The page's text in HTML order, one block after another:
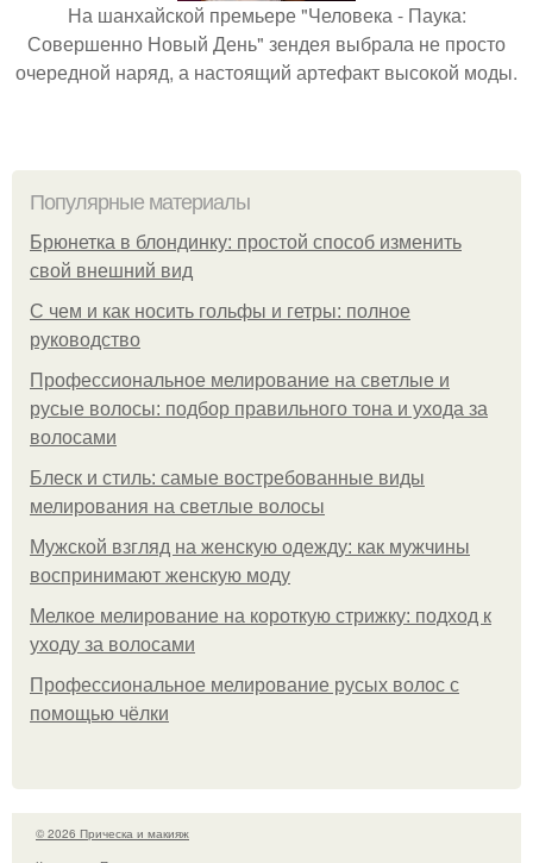
На шанхайской премьере "Человека - Паука:
Совершенно Новый День" зендея выбрала не просто
очередной наряд, а настоящий артефакт высокой моды.
Популярные материалы
Брюнетка в блондинку: простой способ изменить
свой внешний вид
С чем и как носить гольфы и гетры: полное
руководство
Профессиональное мелирование на светлые и
русые волосы: подбор правильного тона и ухода за
волосами
Блеск и стиль: самые востребованные виды
мелирования на светлые волосы
Мужской взгляд на женскую одежду: как мужчины
воспринимают женскую моду
Мелкое мелирование на короткую стрижку: подход к
уходу за волосами
Профессиональное мелирование русых волос с
помощью чёлки
© 2026 Прическа и макияж